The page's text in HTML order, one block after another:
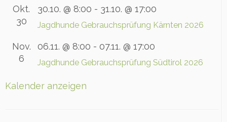
Okt.
30
30.10. @ 8:00 - 31.10. @ 17:00
Jagdhunde Gebrauchsprüfung Kärnten 2026
Nov.
6
06.11. @ 8:00 - 07.11. @ 17:00
Jagdhunde Gebrauchsprüfung Südtirol 2026
Kalender anzeigen